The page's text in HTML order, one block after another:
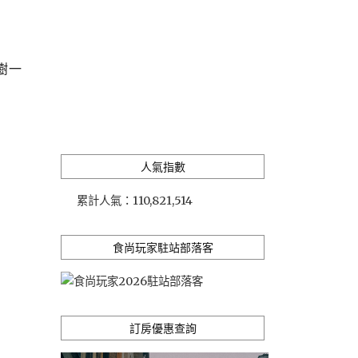
一
人氣指數
累計人氣： 110,821,514
食尚玩家駐站部落客
訂房優惠查詢